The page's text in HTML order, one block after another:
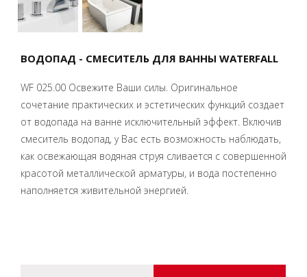
ВОДОПАД - СМЕСИТЕЛЬ ДЛЯ ВАННЫ WATERFALL
WF 025.00 Освежите Ваши силы. Оригинальное
сочетание практических и эстетических функций создает
от водопада на ванне исключительный эффект. Включив
смеситель водопад, у Вас есть возможность наблюдать,
как освежающая водяная струя сливается с совершенной
красотой металлической арматуры, и вода постепенно
наполняется живительной энергией.